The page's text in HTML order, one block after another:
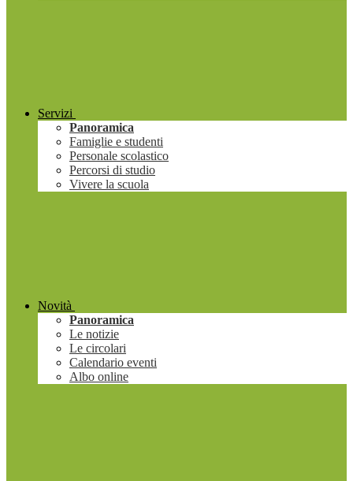
Servizi
Panoramica
Famiglie e studenti
Personale scolastico
Percorsi di studio
Vivere la scuola
Novità
Panoramica
Le notizie
Le circolari
Calendario eventi
Albo online